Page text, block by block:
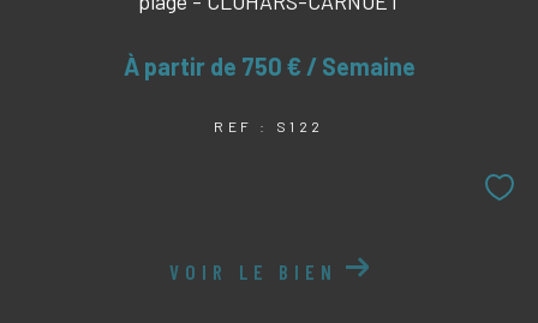
À partir de 750 € / Semaine
REF : S122
VOIR LE BIEN